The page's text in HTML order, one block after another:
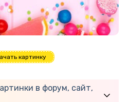
картинку
в форум, сайт,